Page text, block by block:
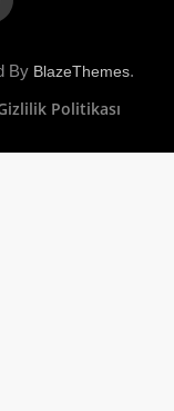
By BlazeThemes.
Politikası